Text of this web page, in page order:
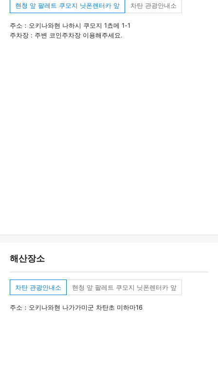
현청 앞 팔레트 쿠모지 닛폰렌터카 앞 차탄 관광안내소
주소：오키나와현 나하시 쿠모지 1쵸메 1-1
주차장 : 주변 코인주차장 이용해주세요.
해산장소
차탄 관광안내소 현청 앞 팔레트 쿠모지 닛폰렌터카 앞
주소：오키나와현 나가가미군 차탄초 미하마16